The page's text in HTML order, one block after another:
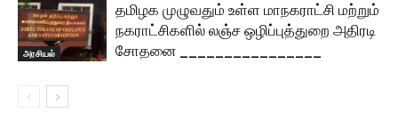
அரசியல்
தமிழக முழுவதும் உள்ள மாநகராட்சி மற்றும்
நகராட்சிகளில் லஞ்ச ஒழிப்புத்துறை அதிரடி
சோதனை ________________